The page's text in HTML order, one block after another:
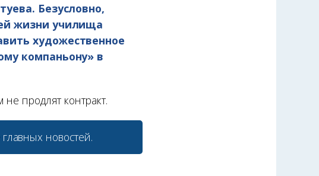
Безусловно,
жизни училища
художественное
компаньону» в
продлят контракт.
главных новостей.